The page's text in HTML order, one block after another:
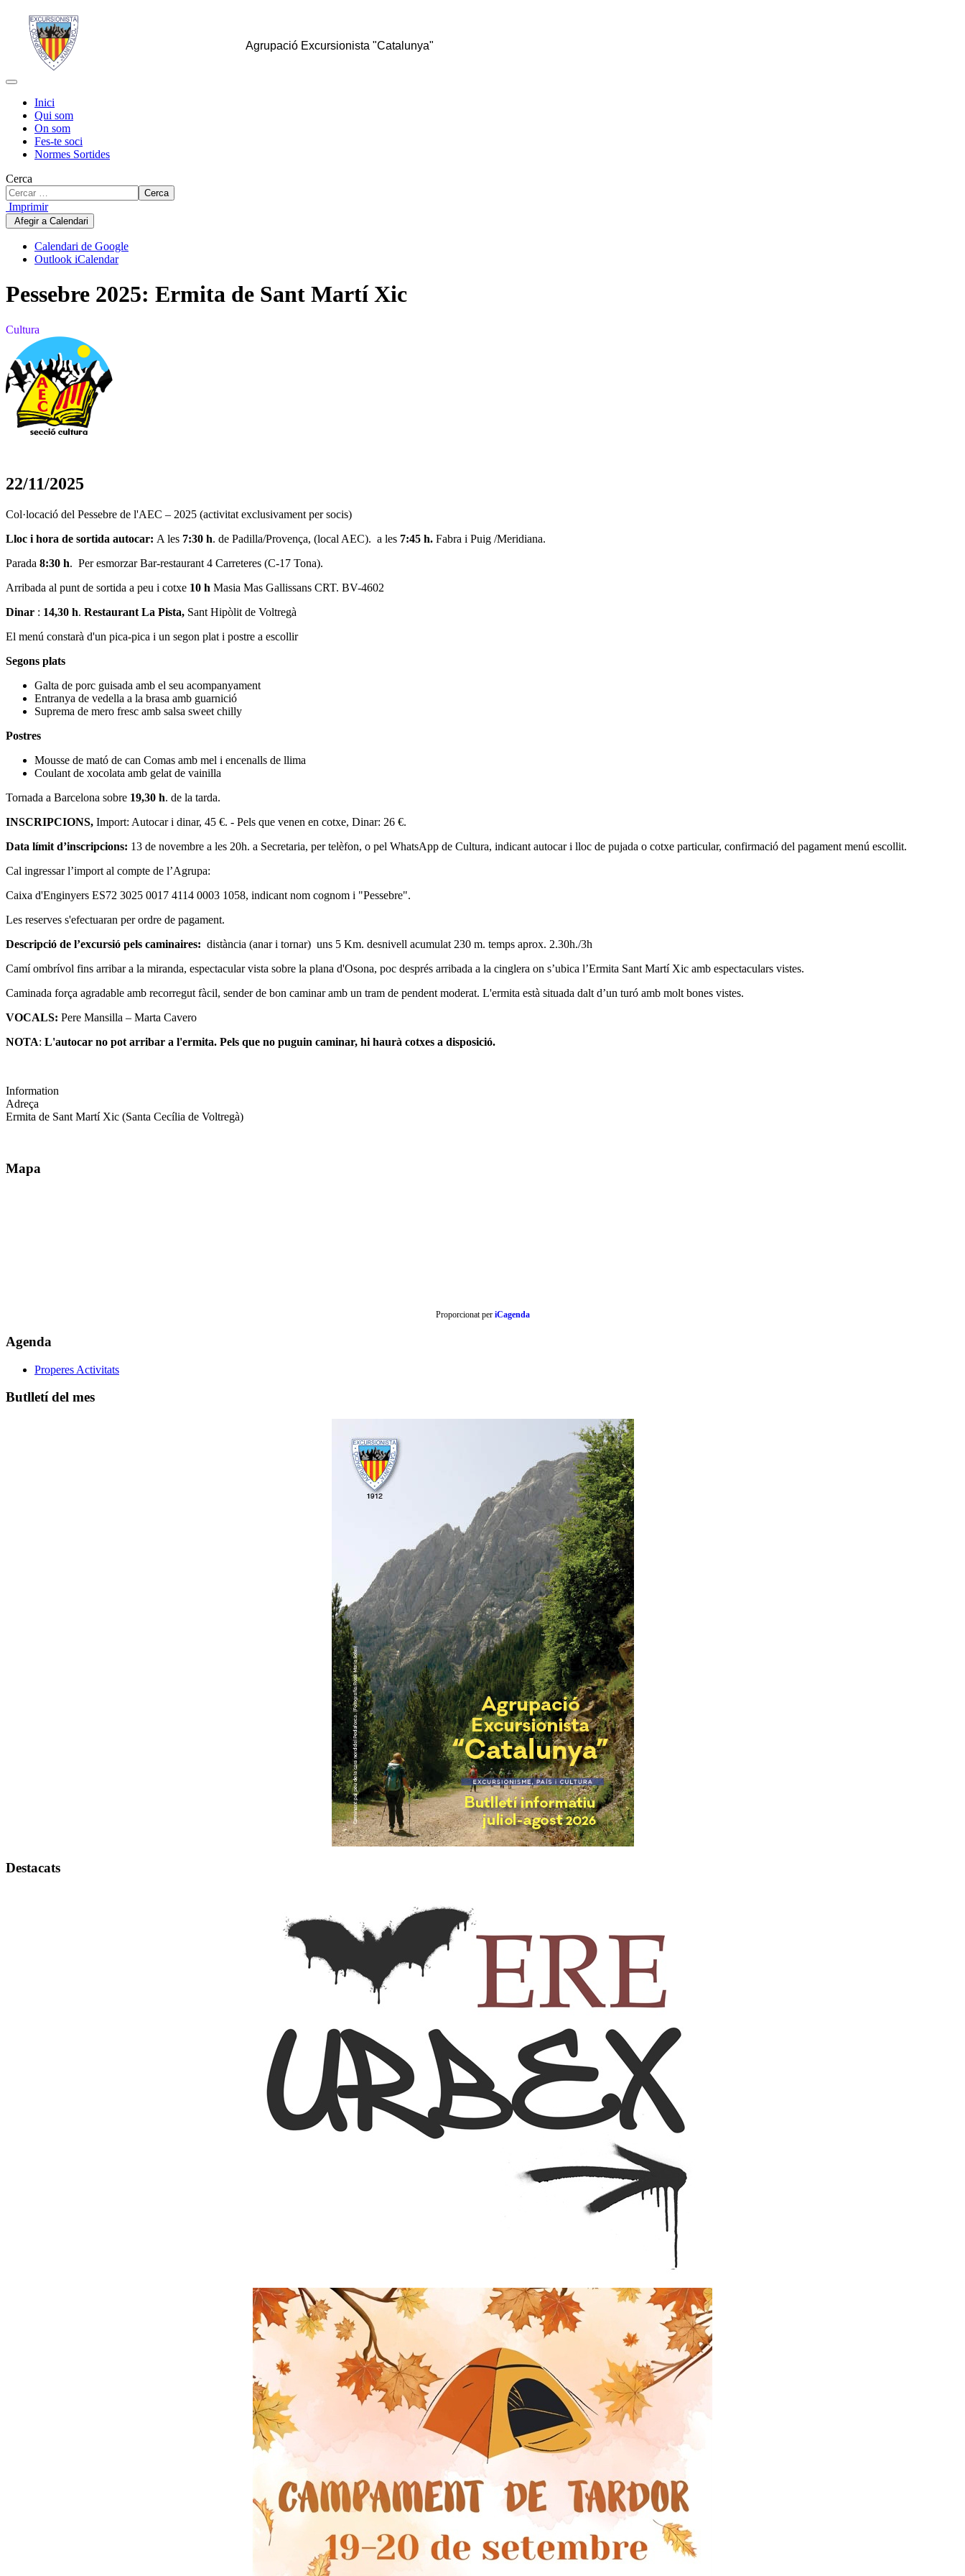
Agrupació Excursionista "Catalunya"
Inici
Qui som
On som
Fes-te soci
Normes Sortides
Cerca
Cerca
Imprimir
Afegir a Calendari
Calendari de Google
Outlook iCalendar
Pessebre 2025: Ermita de Sant Martí Xic
Cultura
22/11/2025
Col·locació del Pessebre de l'AEC – 2025 (activitat exclusivament per socis)
Lloc i hora de sortida autocar: A les 7:30 h. de Padilla/Provença, (local AEC). a les 7:45 h. Fabra i Puig /Meridiana.
Parada 8:30 h. Per esmorzar Bar-restaurant 4 Carreteres (C-17 Tona).
Arribada al punt de sortida a peu i cotxe 10 h Masia Mas Gallissans CRT. BV-4602
Dinar : 14,30 h. Restaurant La Pista, Sant Hipòlit de Voltregà
El menú constarà d'un pica-pica i un segon plat i postre a escollir
Segons plats
Galta de porc guisada amb el seu acompanyament
Entranya de vedella a la brasa amb guarnició
Suprema de mero fresc amb salsa sweet chilly
Postres
Mousse de mató de can Comas amb mel i encenalls de llima
Coulant de xocolata amb gelat de vainilla
Tornada a Barcelona sobre 19,30 h. de la tarda.
INSCRIPCIONS, Import: Autocar i dinar, 45 €. - Pels que venen en cotxe, Dinar: 26 €.
Data límit d’inscripcions: 13 de novembre a les 20h. a Secretaria, per telèfon, o pel WhatsApp de Cultura, indicant autocar i lloc de pujada o cotxe particular, confirmació del pagament menú escollit.
Cal ingressar l’import al compte de l’Agrupa:
Caixa d'Enginyers ES72 3025 0017 4114 0003 1058, indicant nom cognom i "Pessebre".
Les reserves s'efectuaran per ordre de pagament.
Descripció de l’excursió pels caminaires: distància (anar i tornar) uns 5 Km. desnivell acumulat 230 m. temps aprox. 2.30h./3h
Camí ombrívol fins arribar a la miranda, espectacular vista sobre la plana d'Osona, poc després arribada a la cinglera on s’ubica l’Ermita Sant Martí Xic amb espectaculars vistes.
Caminada força agradable amb recorregut fàcil, sender de bon caminar amb un tram de pendent moderat. L'ermita està situada dalt d’un turó amb molt bones vistes.
VOCALS: Pere Mansilla – Marta Cavero
NOTA: L'autocar no pot arribar a l'ermita. Pels que no puguin caminar, hi haurà cotxes a disposició.
Information
Adreça
Ermita de Sant Martí Xic (Santa Cecília de Voltregà)
Mapa
Proporcionat per iCagenda
Agenda
Properes Activitats
Butlletí del mes
Destacats